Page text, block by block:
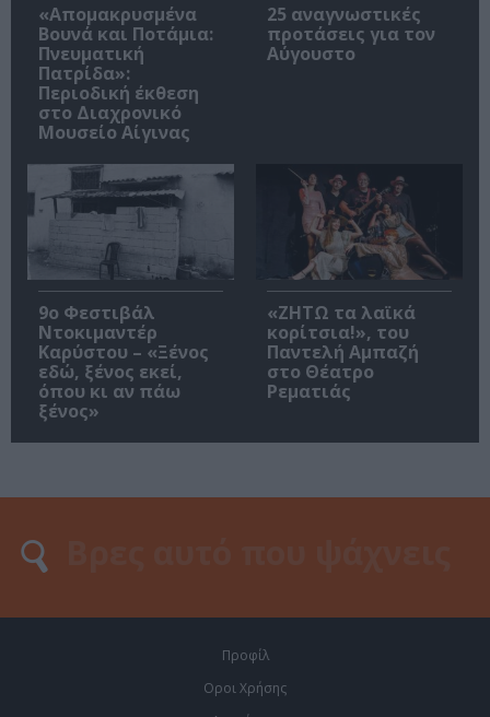
«Απομακρυσμένα
Βουνά και Ποτάμια:
Πνευματική
Πατρίδα»:
Περιοδική έκθεση
στο Διαχρονικό
Μουσείο Αίγινας
25 αναγνωστικές
προτάσεις για τον
Αύγουστο
9ο Φεστιβάλ
Ντοκιμαντέρ
Καρύστου – «Ξένος
εδώ, ξένος εκεί,
όπου κι αν πάω
ξένος»
«ΖΗΤΩ τα λαϊκά
κορίτσια!», του
Παντελή Αμπαζή
στο Θέατρο
Ρεματιάς
Προφίλ
Οροι Χρήσης